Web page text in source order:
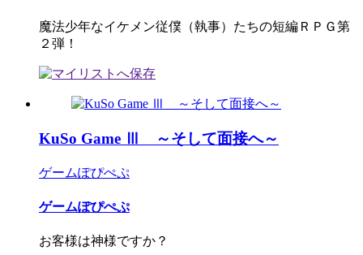
魔法少年なイケメン従僕（執事）たちの短編ＲＰＧ第
２弾！
KuSo Game Ⅲ ～そして面接へ～
ゲームぽぴぺぷ
ゲームぽぴぺぷ
お客様は神様ですか？